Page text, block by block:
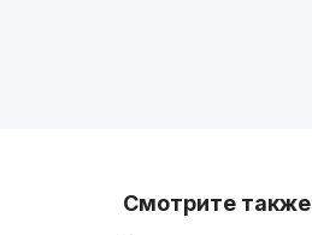
Смотрите также